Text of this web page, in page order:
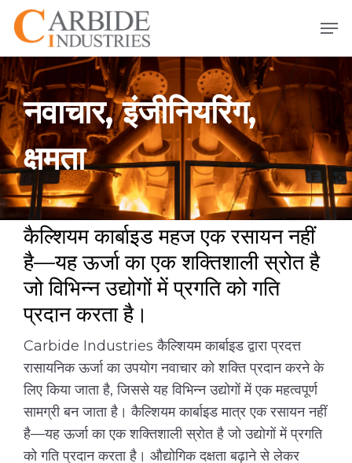
मुख्य
सामग्री
जाएं
मेनू
नवाचार, इंजीनियरिंग,
क्षमता
कैल्शियम कार्बाइड महज एक रसायन नहीं
है—यह ऊर्जा का एक शक्तिशाली स्रोत है
जो विभिन्न उद्योगों में प्रगति को गति
प्रदान करता है।
Carbide Industries कैल्शियम कार्बाइड द्वारा प्रदत्त
रासायनिक ऊर्जा का उपयोग नवाचार को शक्ति प्रदान करने के
लिए किया जाता है, जिससे यह विभिन्न उद्योगों में एक महत्वपूर्ण
सामग्री बन जाता है। कैल्शियम कार्बाइड मात्र एक रसायन नहीं
है—यह ऊर्जा का एक शक्तिशाली स्रोत है जो उद्योगों में प्रगति
को गति प्रदान करता है। औद्योगिक दक्षता बढ़ाने से लेकर